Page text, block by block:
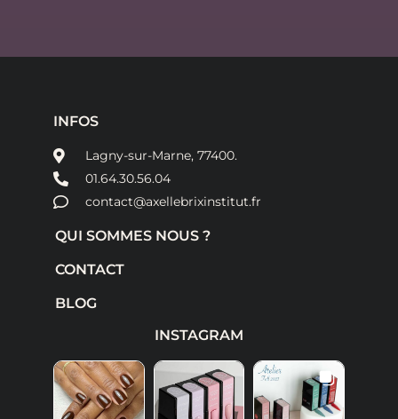
INFOS
Lagny-sur-Marne, 77400.
01.64.30.56.04
contact@axellebrixinstitut.fr
QUI SOMMES NOUS ?
CONTACT
BLOG
INSTAGRAM